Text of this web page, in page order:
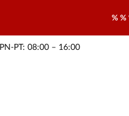
% %
PN-PT: 08:00 – 16:00